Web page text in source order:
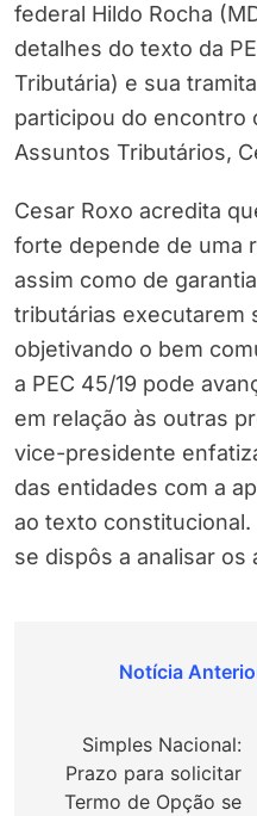
federal Hildo Rocha
detalhes do texto da
Tributária) e sua
participou do encontro
Assuntos Tributários,
Cesar Roxo acredita
forte depende de uma
assim como de
tributárias executarem
objetivando o bem
a PEC 45/19 pode
em relação às outras
vice-presidente
das entidades com a
ao texto constitucional.
se dispôs a analisar
Navegação
Post
Simples Nacional:
Prazo para solicitar
Termo de Opção se